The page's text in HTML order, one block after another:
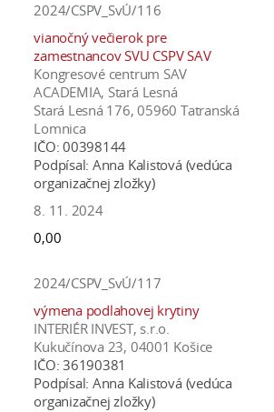
2024/CSPV_SvÚ/116
vianočný večierok pre
zamestnancov SVU CSPV SAV
Kongresové centrum SAV
ACADEMIA, Stará Lesná
Stará Lesná 176, 05960 Tatranská
Lomnica
IČO: 00398144
Podpísal: Anna Kalistová (vedúca
organizačnej zložky)
8. 11. 2024
0,00
2024/CSPV_SvÚ/117
výmena podlahovej krytiny
INTERIÉR INVEST, s.r.o.
Kukučínova 23, 04001 Košice
IČO: 36190381
Podpísal: Anna Kalistová (vedúca
organizačnej zložky)